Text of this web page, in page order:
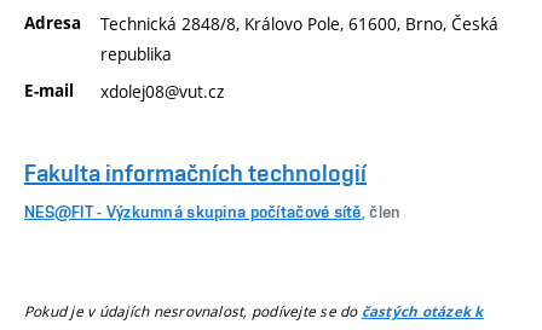
Adresa
Technická 2848/8, Královo Pole, 61600, Brno, Česká
republika
E-mail xdolej08@vut.cz
Fakulta informačních technologií
NES@FIT - Výzkumná skupina počítačové sítě , člen
Pokud je v údajích nesrovnalost, podívejte se do častých otázek k